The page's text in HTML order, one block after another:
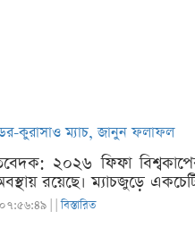
কুরাসাও ম্যাচ, জানুন ফলাফল
২০২৬ ফিফা
রয়েছে। ম্যাচজুড়ে
| |বিস্তারিত